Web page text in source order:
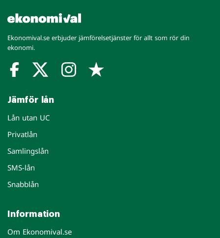
Ekonomival.se erbjuder jämförelsetjänster för allt som rör din
ekonomi.
Jämför lån
Lån utan UC
Privatlån
Samlingslån
SMS-lån
Snabblån
Information
Om Ekonomival.se